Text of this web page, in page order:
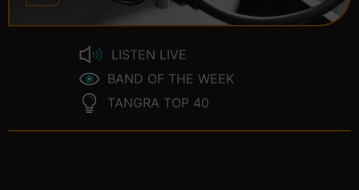
LISTEN LIVE
BAND OF THE WEEK
TANGRA TOP 40